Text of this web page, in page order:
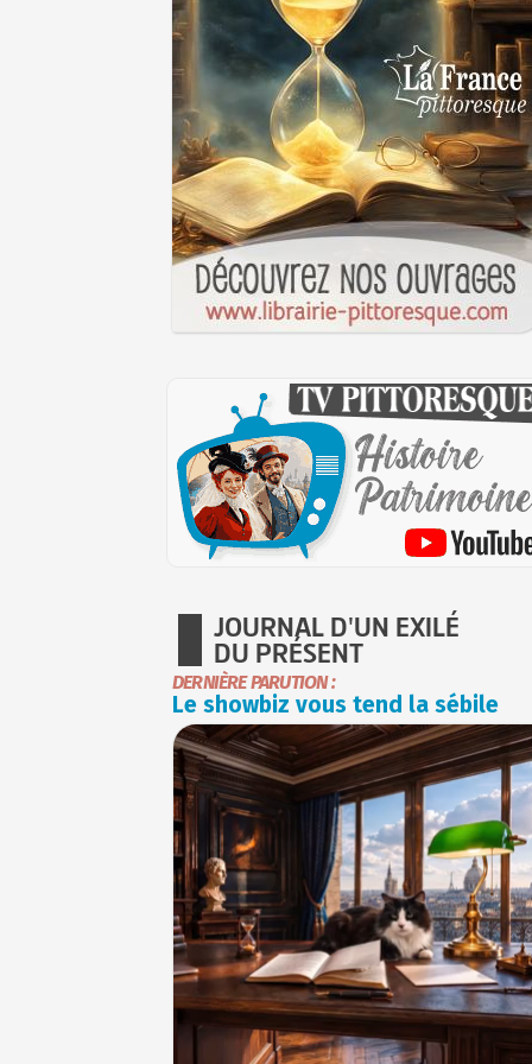
JOURNAL D'UN EXILÉ
DU PRÉSENT
DERNIÈRE PARUTION :
Le showbiz vous tend la sébile